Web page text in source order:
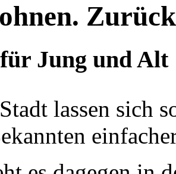
Jung und Alt
lassen sich